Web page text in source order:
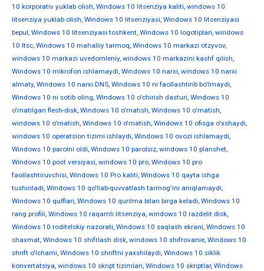
10 korporativ yuklab olish, Windows 10 litsenziya kaliti, windows 10
litsenziya yuklab olish, Windows 10 litsenziyasi, Windows 10 litsenziyasi
bepul, Windows 10 litsenziyasi toshkent, Windows 10 logotiplari, windows
10 ltsc, Windows 10 mahalliy tarmoq, Windows 10 markazi otzyvov,
windows 10 markazi uvedomleniy, windows 10 markazini kashf qilish,
Windows 10 mikrofon ishlamaydi, Windows 10 narxi, windows 10 narxi
almaty, Windows 10 narxi DNS, Windows 10 ni faollashtirib bo'lmaydi,
Windows 10 ni sotib oling, Windows 10 o'chirish dasturi, Windows 10
o'rnatilgan flesh-disk, Windows 10 o'rnatish, Windows 10 o'rnatish,
windows 10 o'rnatish, Windows 10 o'rnatish, Windows 10 ofisga o'xshaydi,
windows 10 operatsion tizimi ishlaydi, Windows 10 ovozi ishlamaydi,
Windows 10 parolni oldi, Windows 10 parolsiz, windows 10 planshet,
Windows 10 post versiyasi, windows 10 pro, Windows 10 pro
faollashtiruvchisi, Windows 10 Pro kaliti, Windows 10 qayta ishga
tushiriladi, Windows 10 qo'llab-quvvatlash tarmog'ini aniqlamaydi,
Windows 10 qulflari, Windows 10 qurilma bilan birga keladi, Windows 10
rang profili, Windows 10 raqamli litsenziya, windows 10 razdelit disk,
Windows 10 roditelskiy nazorati, Windows 10 saqlash ekrani, Windows 10
shaxmat, Windows 10 shifrlash disk, windows 10 shifrovanie, Windows 10
shrift o'lchami, Windows 10 shriftni yaxshilaydi, Windows 10 siklik
konvertatsiya, windows 10 skript tizimlari, Windows 10 skriptlar, Windows